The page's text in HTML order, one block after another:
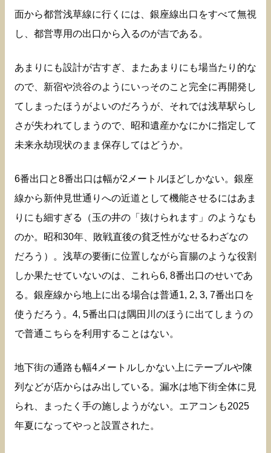
面から都営浅草線に行くには、銀座線出口をすべて無視
し、都営専用の出口から入るのが吉である。
あまりにも設計が古すぎ、またあまりにも場当たり的な
ので、新宿や渋谷のようにいっそのこと完全に再開発し
てしまったほうがよいのだろうが、それでは浅草駅らし
さが失われてしまうので、昭和遺産かなにかに指定して
未来永劫現状のまま保存してはどうか。
6番出口と8番出口は幅が2メートルほどしかない。銀座
線から新仲見世通りへの近道として機能させるにはあま
りにも細すぎる（玉の井の「抜けられます」のようなも
のか。昭和30年、敗戦直後の貧乏性がなせるわざなの
だろう）。浅草の要衝に位置しながら盲腸のような役割
しか果たせていないのは、これら6, 8番出口のせいであ
る。銀座線から地上に出る場合は普通1, 2, 3, 7番出口を
使うだろう。4, 5番出口は隅田川のほうに出てしまうの
で普通こちらを利用することはない。
地下街の通路も幅4メートルしかない上にテーブルや陳
列などが店からはみ出している。漏水は地下街全体に見
られ、まったく手の施しようがない。エアコンも2025
年夏になってやっと設置された。